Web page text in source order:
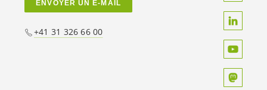
ENVOYER UN E-MAIL
+41 31 326 66 00